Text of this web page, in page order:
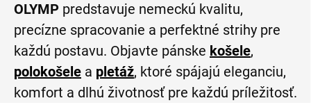
OLYMP predstavuje nemeckú kvalitu,
precízne spracovanie a perfektné strihy pre
každú postavu. Objavte pánske košele,
polokošele a pletáž, ktoré spájajú eleganciu,
komfort a dlhú životnosť pre každú príležitosť.